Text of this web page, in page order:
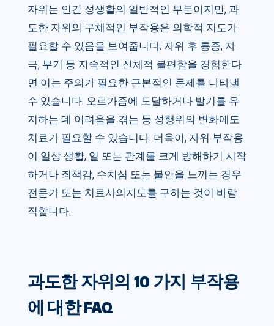
자위는 인간 성생활의 일반적인 부분이지만, 과
도한 자위의 구체적인 부작용은 의학적 지도가
필요할 수 있음을 보여줍니다. 자위 후 통증, 자
극, 부기 등 지속적인 신체적 불편함을 경험한다
면 이는 주의가 필요한 근본적인 문제를 나타낼
수 있습니다. 오르가즘에 도달하거나 발기를 유
지하는 데 어려움을 겪는 등 성행위의 변화에도
치료가 필요할 수 있습니다. 더욱이, 자위 부작용
이 일상 생활, 일 또는 관계를 크게 방해하기 시작
하거나 죄책감, 수치심 또는 불안을 느끼는 경우
전문가 또는 치료사의지도를 구하는 것이 바람
직합니다.
과도한 자위의 10 가지 부작용
에 대한 FAQ